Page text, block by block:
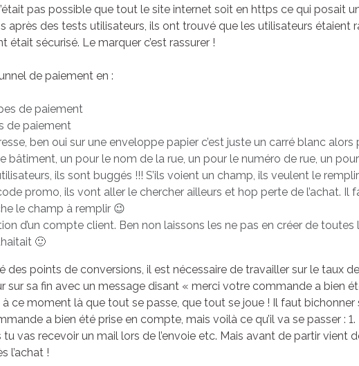
pas possible que tout le site internet soit en https ce qui posait
après des tests utilisateurs, ils ont trouvé que les utilisateurs étaient
sécurisé. Le marquer c’est rassurer !
de paiement en :
de paiement
de paiement
ben oui sur une enveloppe papier c’est juste un carré blanc
bâtiment, un pour le nom de la rue, un pour le numéro de rue, un
ils sont buggés !!! S’ils voient un champ, ils veulent le
promo, ils vont aller le chercher ailleurs et hop perte de l’achat. Il
le champ à remplir 😉
d’un compte client. Ben non laissons les ne pas en créer de
🙂
des points de conversions, il est nécessaire de travailler sur le taux
sur sa fin avec un message disant « merci votre commande a bien
à ce moment là que tout se passe, que tout se joue ! Il faut
a bien été prise en compte, mais voilà ce qu’il va se passer : 1.
tu vas recevoir un mail lors de l’envoie etc. Mais avant de partir vient
l’achat !